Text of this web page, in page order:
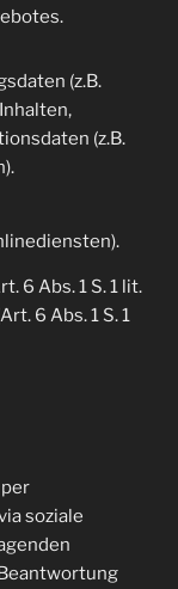
(z.B.
(z.B.
6 Abs. 1 S. 1 lit.
6 Abs. 1 S. 1
soziale